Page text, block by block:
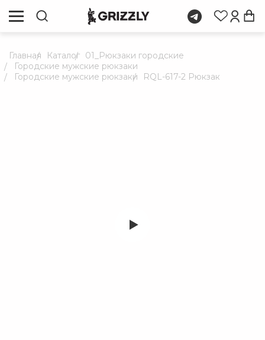
Главная Каталог 01_Рюкзаки городские
Городские мужские рюкзаки
Городские мужские рюкзаки
RQL-617-2 Рюкзак